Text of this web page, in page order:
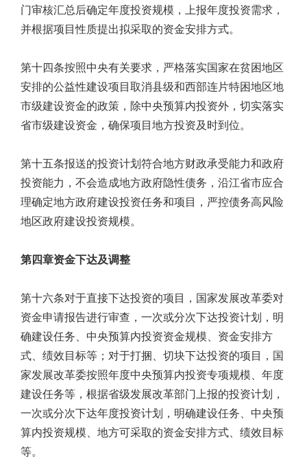
门审核汇总后确定年度投资规模，上报年度投资需求，
并根据项目性质提出拟采取的资金安排方式。
第十四条按照中央有关要求，严格落实国家在贫困地区
安排的公益性建设项目取消县级和西部连片特困地区地
市级建设资金的政策，除中央预算内投资外，切实落实
省市级建设资金，确保项目地方投资及时到位。
第十五条报送的投资计划符合地方财政承受能力和政府
投资能力，不会造成地方政府隐性债务，沿江省市应合
理确定地方政府建设投资任务和项目，严控债务高风险
地区政府建设投资规模。
第四章资金下达及调整
第十六条对于直接下达投资的项目，国家发展改革委对
资金申请报告进行审查，一次或分次下达投资计划，明
确建设任务、中央预算内投资资金规模、资金安排方
式、绩效目标等；对于打捆、切块下达投资的项目，国
家发展改革委按照年度中央预算内投资专项规模、年度
建设任务等，根据省级发展改革部门上报的投资计划，
一次或分次下达年度投资计划，明确建设任务、中央预
算内投资规模、地方可采取的资金安排方式、绩效目标
等。